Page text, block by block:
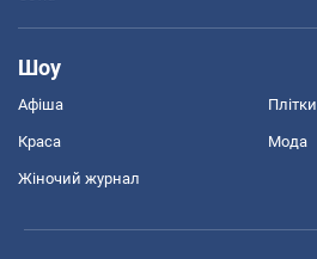
Шоу
Афіша Плітки
Краса Мода
Жіночий журнал